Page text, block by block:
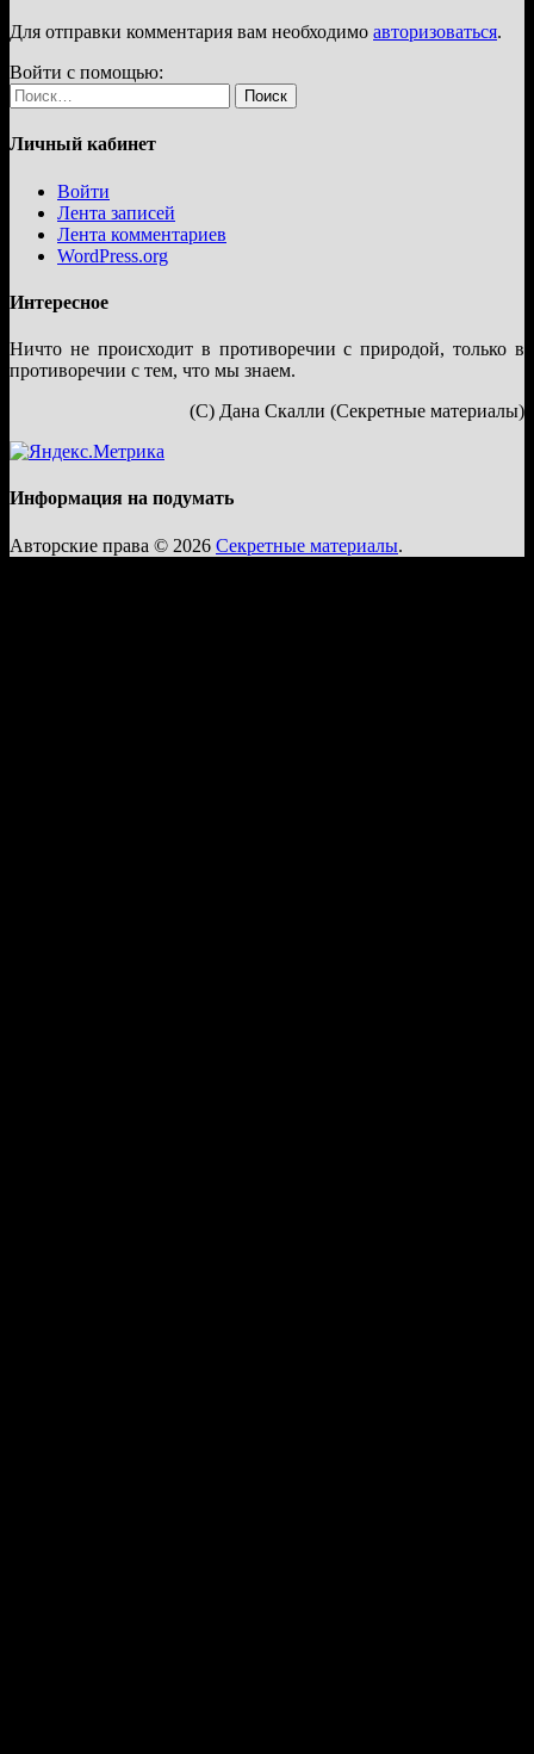
Для отправки комментария вам необходимо авторизоваться.
Войти с помощью:
Найти:
Личный кабинет
Войти
Лента записей
Лента комментариев
WordPress.org
Интересное
Ничто не происходит в противоречии с природой, только в
противоречии с тем, что мы знаем.
(С) Дана Скалли (Секретные материалы)
Информация на подумать
Авторские права © 2026 Секретные материалы.